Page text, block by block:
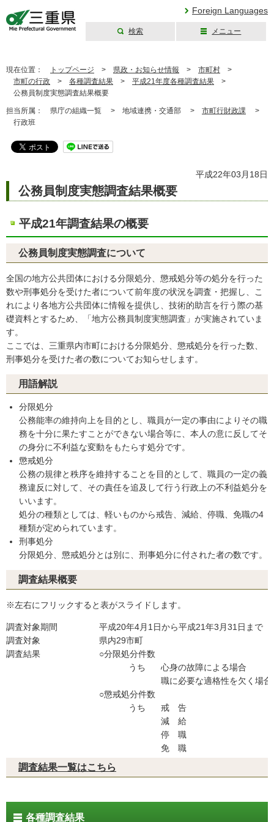
Foreign Languages
検索 メニュー
現在位置： トップページ > 県政・お知らせ情報 > 市町村 >
市町の行政 > 各種調査結果 > 平成21年度各種調査結果 >
公務員制度実態調査結果概要
担当所属： 県庁の組織一覧 > 地域連携・交通部 > 市町行財政課 >
行政班
平成22年03月18日
公務員制度実態調査結果概要
平成21年調査結果の概要
公務員制度実態調査について
全国の地方公共団体における分限処分、懲戒処分等の処分を行った
数や刑事処分を受けた者について前年度の状況を調査・把握し、こ
れにより各地方公共団体に情報を提供し、技術的助言を行う際の基
礎資料とするため、「地方公務員制度実態調査」が実施されていま
す。
ここでは、三重県内市町における分限処分、懲戒処分を行った数、
刑事処分を受けた者の数についてお知らせします。
用語解説
分限処分
公務能率の維持向上を目的とし、職員が一定の事由によりその職
務を十分に果たすことができない場合等に、本人の意に反してそ
の身分に不利益な変動をもたらす処分です。
懲戒処分
公務の規律と秩序を維持することを目的として、職員の一定の義
務違反に対して、その責任を追及して行う行政上の不利益処分を
いいます。
処分の種類としては、軽いものから戒告、減給、停職、免職の4
種類が定められています。
刑事処分
分限処分、懲戒処分とは別に、刑事処分に付された者の数です。
調査結果概要
※左右にフリックすると表がスライドします。
調査対象期間
平成20年4月1日から平成21年3月31日まで
調査対象
県内29市町
調査結果
○分限処分件数
うち
心身の故障による場合
職に必要な適格性を欠く場合
○懲戒処分件数
うち
戒 告
減 給
停 職
免 職
調査結果一覧はこちら
各種調査結果